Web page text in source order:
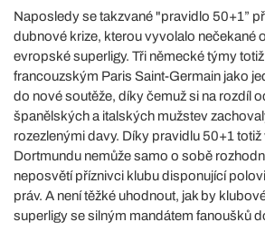
Naposledy se takzvané "pravidlo 50+1”
dubnové krize, kterou vyvolalo nečekané
evropské superligy. Tři německé týmy
francouzským Paris Saint-Germain jako
do nové soutěže, díky čemuž si na rozdíl
španělských a italských mužstev
rozezlenými davy. Díky pravidlu 50+1 totiž
Dortmundu nemůže samo o sobě
neposvětí příznivci klubu disponující
práv. A není těžké uhodnout, jak by
superligy se silným mandátem fanoušků